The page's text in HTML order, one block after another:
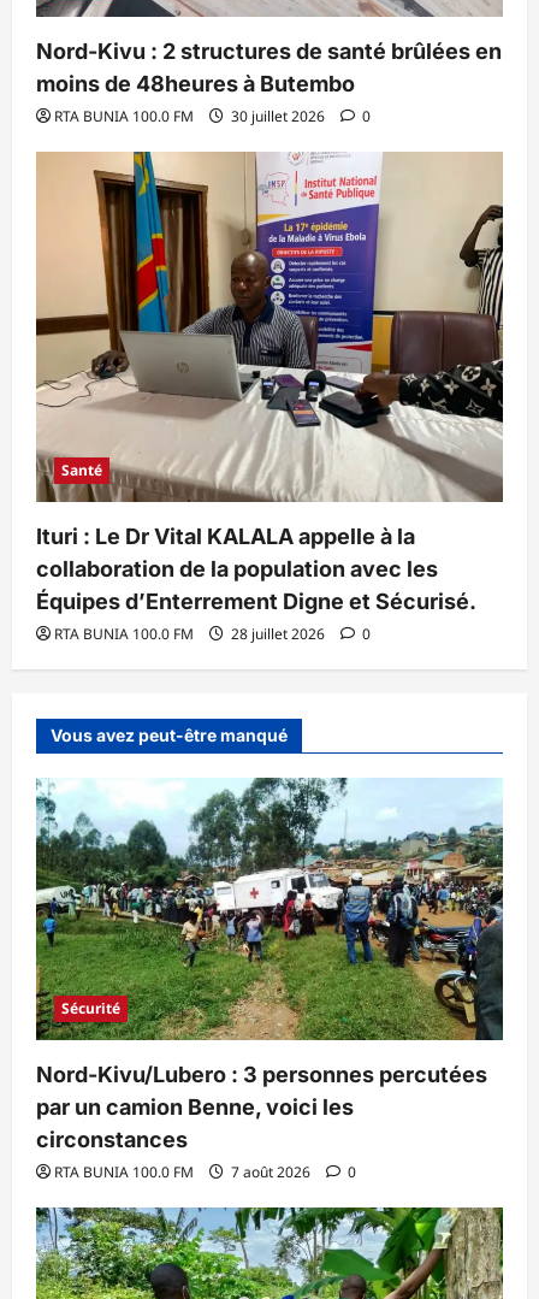
Nord-Kivu : 2 structures de santé brûlées en
moins de 48heures à Butembo
RTA BUNIA 100.0 FM 30 juillet 2026 0
Santé
Ituri : Le Dr Vital KALALA appelle à la
collaboration de la population avec les
Équipes d’Enterrement Digne et Sécurisé.
RTA BUNIA 100.0 FM 28 juillet 2026 0
Vous avez peut-être manqué
Sécurité
Nord-Kivu/Lubero : 3 personnes percutées
par un camion Benne, voici les
circonstances
RTA BUNIA 100.0 FM 7 août 2026 0